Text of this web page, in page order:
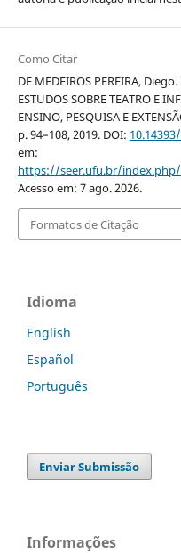
Como Citar
DE MEDEIROS PEREIRA,
ESTUDOS SOBRE TEATRO E
ENSINO, PESQUISA E
p. 94–108, 2019. DOI:
em:
https://seer.ufu.br/
Acesso em: 7 ago. 2026.
Formatos de Citação
Idioma
English
Español
Português
Enviar Submissão
Informações